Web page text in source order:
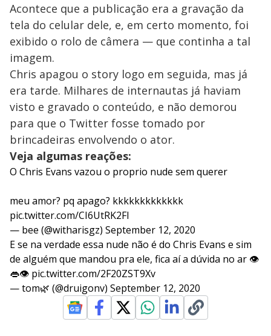
Acontece que a publicação era a gravação da
tela do celular dele, e, em certo momento, foi
exibido o rolo de câmera — que continha a tal
imagem.
Chris apagou o story logo em seguida, mas já
era tarde. Milhares de internautas já haviam
visto e gravado o conteúdo, e não demorou
para que o Twitter fosse tomado por
brincadeiras envolvendo o ator.
Veja algumas reações:
O Chris Evans vazou o proprio nude sem querer
meu amor? pq apago? kkkkkkkkkkkkk
pic.twitter.com/CI6UtRK2FI
— bee (@witharisgz) September 12, 2020
E se na verdade essa nude não é do Chris Evans e sim
de alguém que mandou pra ele, fica aí a dúvida no ar 👁
👄👁 pic.twitter.com/2F20ZST9Xv
— tom🌿 (@druigonv) September 12, 2020